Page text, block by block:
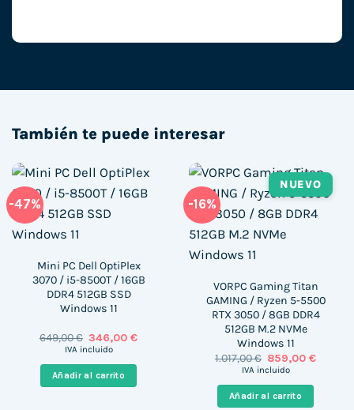
También te puede interesar
-47%
Mini PC Dell OptiPlex
3070 / i5-8500T / 16GB
DDR4 512GB SSD
Windows 11
649,00€ El
precio
era:
649,00 €.
346,00€El
IVA incluido
Añadir al carrito
-16%
NUEVO
VORPC Gaming Titan
GAMING / Ryzen 5-5500
RTX 3050 / 8GB DDR4
512GB M.2 NVMe
Windows 11
1.017,00€ El
precio
era:
1.017,00 €.
859,00€El
IVA incluido
Añadir al carrito